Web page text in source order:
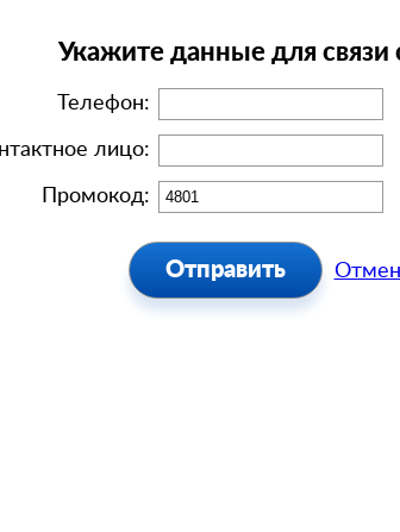
Укажите данные для связи
Телефон:
лицо:
Промокод: